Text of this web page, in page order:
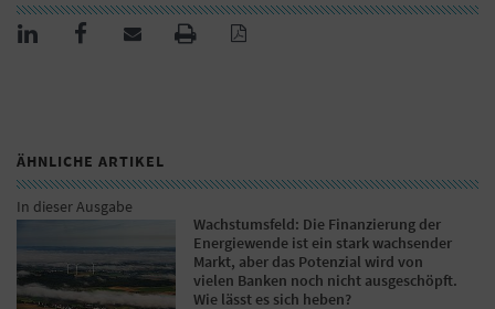
ÄHNLICHE ARTIKEL
In dieser Ausgabe
Wachstumsfeld: Die Finanzierung der
Energiewende ist ein stark wachsender
Markt, aber das Potenzial wird von
vielen Banken noch nicht ausgeschöpft.
Wie lässt es sich heben?